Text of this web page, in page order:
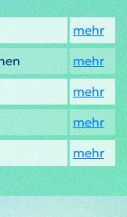
mehr
mehr
mehr
mehr
mehr